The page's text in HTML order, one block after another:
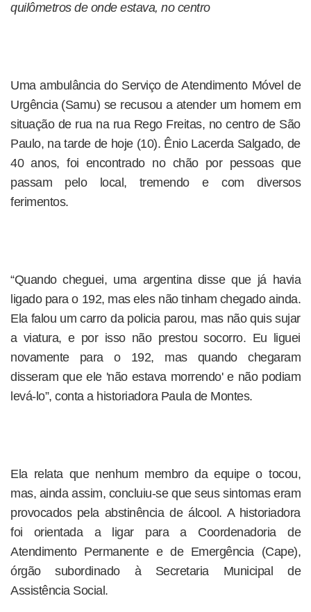
quilômetros de onde estava, no centro
Uma ambulância do Serviço de Atendimento Móvel de
Urgência (Samu) se recusou a atender um homem em
situação de rua na rua Rego Freitas, no centro de São
Paulo, na tarde de hoje (10). Ênio Lacerda Salgado, de
40 anos, foi encontrado no chão por pessoas que
passam pelo local, tremendo e com diversos
ferimentos.
“Quando cheguei, uma argentina disse que já havia
ligado para o 192, mas eles não tinham chegado ainda.
Ela falou um carro da policia parou, mas não quis sujar
a viatura, e por isso não prestou socorro. Eu liguei
novamente para o 192, mas quando chegaram
disseram que ele 'não estava morrendo' e não podiam
levá-lo”, conta a historiadora Paula de Montes.
Ela relata que nenhum membro da equipe o tocou,
mas, ainda assim, concluiu-se que seus sintomas eram
provocados pela abstinência de álcool. A historiadora
foi orientada a ligar para a Coordenadoria de
Atendimento Permanente e de Emergência (Cape),
órgão subordinado à Secretaria Municipal de
Assistência Social.